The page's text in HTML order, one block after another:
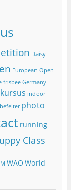
Daisy
European Open
frisbee Germany
indoor
photo
running
Class
WAO World